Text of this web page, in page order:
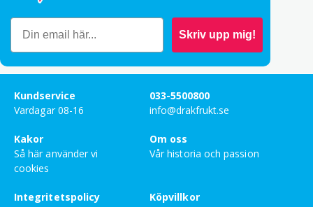
Skriv upp mig!
Kundservice
Vardagar 08-16
033-5500800
info@drakfrukt.se
Kakor
Så här använder vi
cookies
Om oss
Vår historia och passion
Integritetspolicy
Köpvillkor